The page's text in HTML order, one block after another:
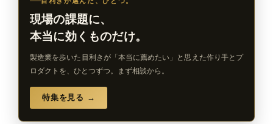
現場の課題に、
本当に効くものだけ。
製造業を歩いた目利きが「本当に薦めたい」と思えた作り手とプ
ロダクトを、ひとつずつ。まず相談から。
特集を見る →